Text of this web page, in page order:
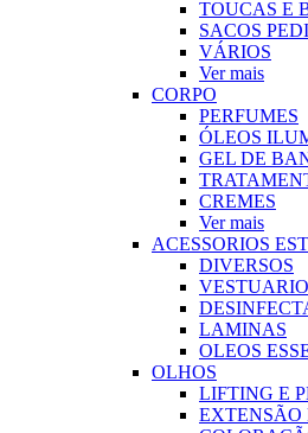
TOUCAS E
SACOS
VÁRIOS
Ver mais
CORPO
PERFUMES
ÓLEOS
GEL DE
CREMES
Ver mais
ACESSORIOS
DIVERSOS
VESTUARIO
LAMINAS
OLEOS
OLHOS
LIFTING E
EXTENSÃO